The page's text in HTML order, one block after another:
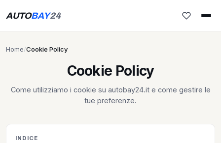
AUTOBAY24
Home/Cookie Policy
Cookie Policy
Come utilizziamo i cookie su autobay24.it e come gestire le
tue preferenze.
INDICE